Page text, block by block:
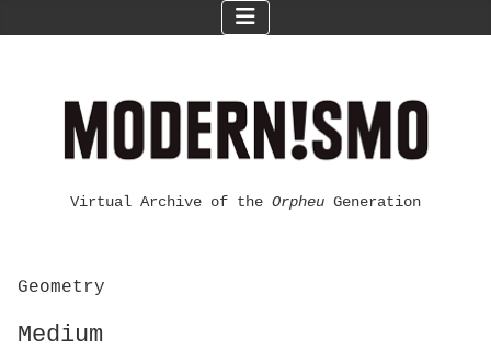
Virtual Archive of the Orpheu Generation
Geometry
Medium